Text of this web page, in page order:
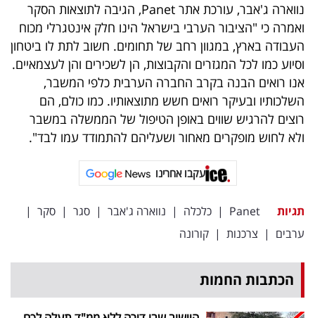
פרסמו
באייס
עקבו
אחרינו:
נווארה ג'אבר, עורכת אתר Panet, הגיבה לתוצאות הסקר
ואמרה כי "הציבור הערבי בישראל הינו חלק אינטגרלי מכוח
העבודה בארץ, במגוון רחב של תחומים. חשוב לתת לו ביטחון
וסיוע כמו לכל המגזרים והקבוצות, הן לשכירים והן לעצמאיים.
אנו רואים הבנה בקרב החברה הערבית כלפי המשבר,
השלכותיו ובעיקר רואים חשש מתוצאותיו. כמו כולם, הם
רוצים להרגיש שווים באופן הטיפול של הממשלה במשבר
ולא לחוש מופקרים מאחור ושעליהם להתמודד עמו לבד".
עקבו אחרינו
תגיות Panet
| כלכלה | נווארה ג'אבר | סגר | סקר |
ערבים | צרכנות | קורונה
הכתבות החמות